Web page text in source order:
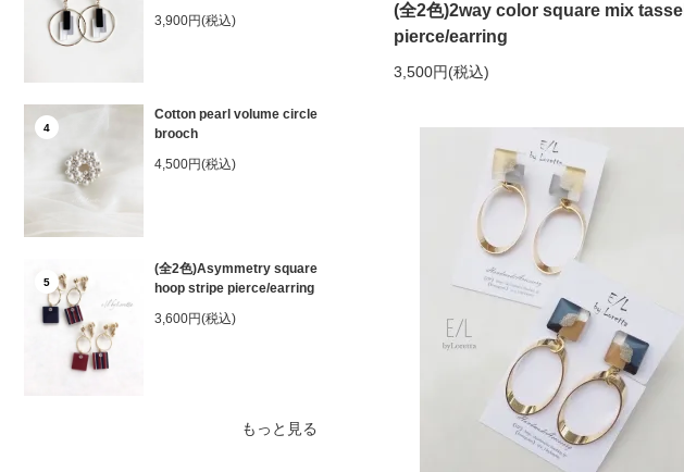
3,900円(税込)
4
Cotton pearl volume circle
brooch
4,500円(税込)
5
(全2色)Asymmetry square
hoop stripe pierce/earring
3,600円(税込)
もっと見る
(全2色)2way color square mix tassel
pierce/earring
3,500円(税込)